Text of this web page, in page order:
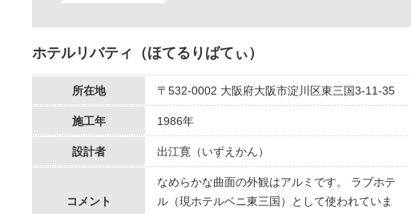
ホテルリバティ（ほてるりばてぃ）
所在地 〒532-0002 大阪府大阪市淀川区東三国3-11-35
施工年 1986年
設計者 出江寛（いずえかん）
コメント
なめらかな曲面の外観はアルミです。 ラブホテ
ル（現ホテルベニ東三国）として使われていま